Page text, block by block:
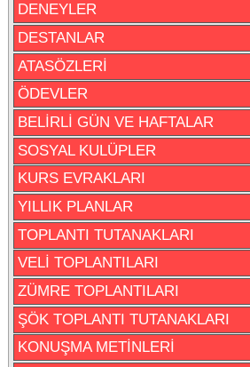
DENEYLER
DESTANLAR
ATASÖZLERİ
ÖDEVLER
BELİRLİ GÜN VE HAFTALAR
SOSYAL KULÜPLER
KURS EVRAKLARI
YILLIK PLANLAR
TOPLANTI TUTANAKLARI
VELİ TOPLANTILARI
ZÜMRE TOPLANTILARI
ŞÖK TOPLANTI TUTANAKLARI
KONUŞMA METİNLERİ